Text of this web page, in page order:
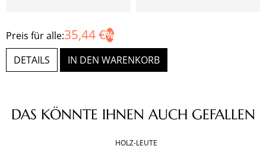
Preis für alle:35,44 €
DETAILS IN DEN WARENKORB
Produktgalerie überspringen
DAS KÖNNTE IHNEN AUCH GEFALLEN
HOLZ-LEUTE